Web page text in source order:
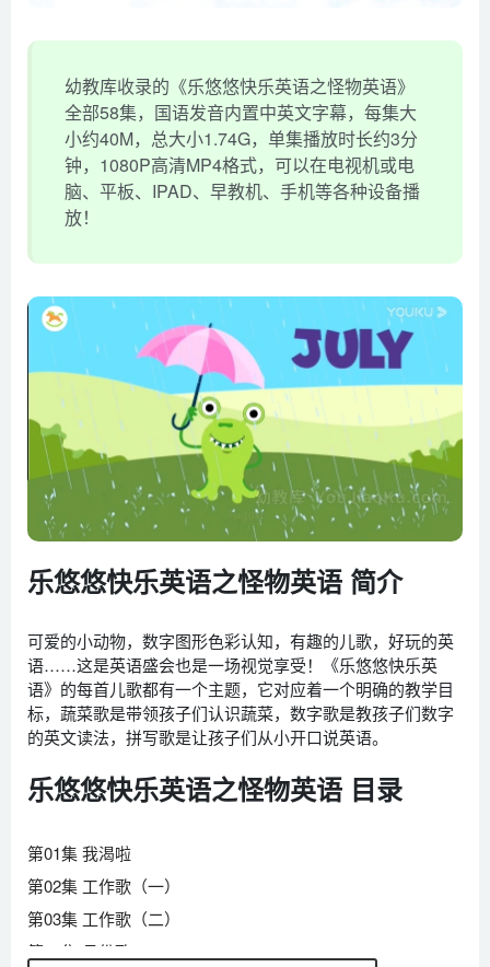
幼教库收录的《乐悠悠快乐英语之怪物英语》
全部58集，国语发音内置中英文字幕，每集大
小约40M，总大小1.74G，单集播放时长约3分
钟，1080P高清MP4格式，可以在电视机或电
脑、平板、IPAD、早教机、手机等各种设备播
放！
乐悠悠快乐英语之怪物英语 简介
可爱的小动物，数字图形色彩认知，有趣的儿歌，好玩的英
语……这是英语盛会也是一场视觉享受！《乐悠悠快乐英
语》的每首儿歌都有一个主题，它对应着一个明确的教学目
标，蔬菜歌是带领孩子们认识蔬菜，数字歌是教孩子们数字
的英文读法，拼写歌是让孩子们从小开口说英语。
乐悠悠快乐英语之怪物英语 目录
第01集 我渴啦
第02集 工作歌（一）
第03集 工作歌（二）
第04集 月份歌